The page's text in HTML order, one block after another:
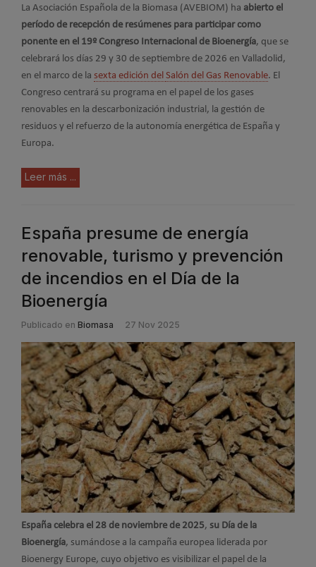
La Asociación Española de la Biomasa (AVEBIOM) ha abierto el
período de recepción de resúmenes para participar como
ponente en el 19º Congreso Internacional de Bioenergía, que se
celebrará los días 29 y 30 de septiembre de 2026 en Valladolid,
en el marco de la sexta edición del Salón del Gas Renovable. El
Congreso centrará su programa en el papel de los gases
renovables en la descarbonización industrial, la gestión de
residuos y el refuerzo de la autonomía energética de España y
Europa.
Leer más ...
España presume de energía
renovable, turismo y prevención
de incendios en el Día de la
Bioenergía
Publicado en Biomasa 27 Nov 2025
España celebra el 28 de noviembre de 2025, su Día de la
Bioenergía, sumándose a la campaña europea liderada por
Bioenergy Europe, cuyo objetivo es visibilizar el papel de la